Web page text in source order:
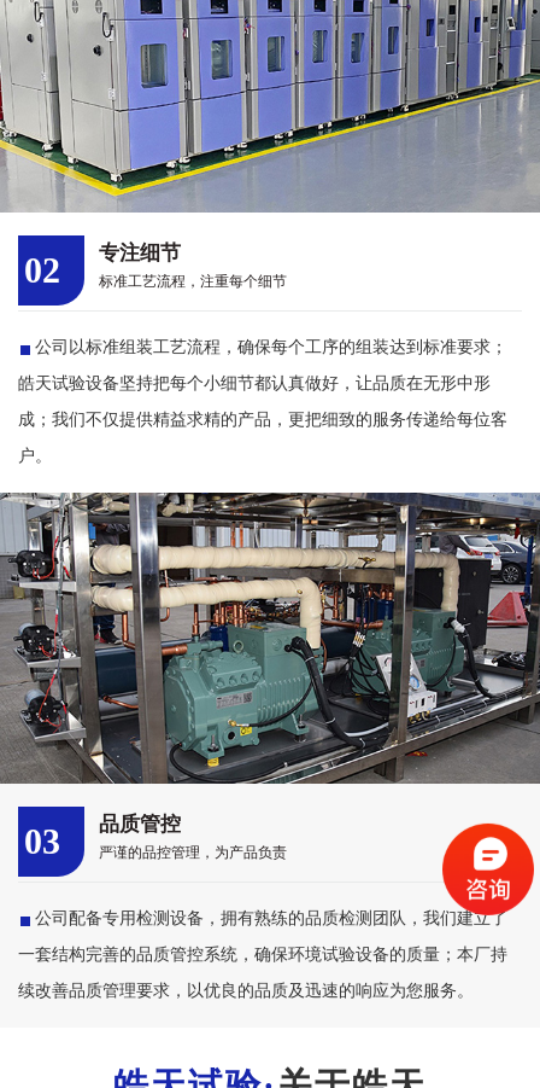
02 专注细节
标准工艺流程，注重每个细节
公司以标准组装工艺流程，确保每个工序的组装达到标准要求；
皓天试验设备坚持把每个小细节都认真做好，让品质在无形中形
成；我们不仅提供精益求精的产品，更把细致的服务传递给每位客
户。
03 品质管控
严谨的品控管理，为产品负责
公司配备专用检测设备，拥有熟练的品质检测团队，我们建立了
一套结构完善的品质管控系统，确保环境试验设备的质量；本厂持
续改善品质管理要求，以优良的品质及迅速的响应为您服务。